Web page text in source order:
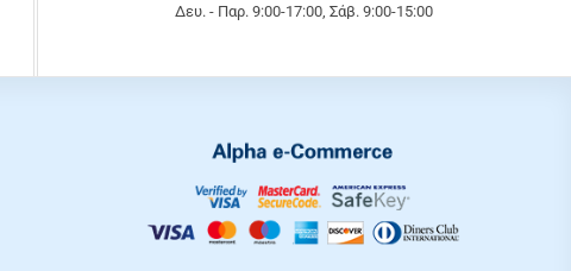
Δευ. - Παρ. 9:00-17:00, Σάβ. 9:00-15:00